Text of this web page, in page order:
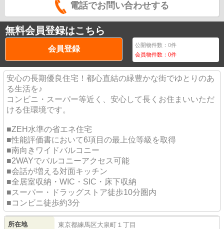
電話でお問い合わせする
無料会員登録はこちら
会員登録 公開物件数：0件
会員物件数：0件
安心の長期優良住宅！都心直結の緑豊かな街でゆとりのあ
る生活を♪
コンビニ・スーパー等近く、安心して長くお住まいいただ
ける住環境です。
■ZEH水準の省エネ住宅
■性能評価書において6項目の最上位等級を取得
■南向きワイドバルコニー
■2WAYでバルコニーアクセス可能
■会話が増える対面キッチン
■全居室収納・WIC・SIC・床下収納
■スーパー・ドラッグストア徒歩10分圏内
■コンビニ徒歩約3分
所在地 東京都練馬区大泉町 １丁目